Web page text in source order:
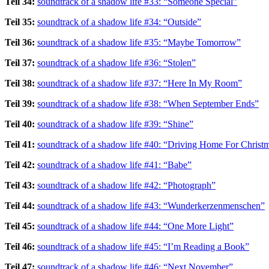
Teil 35: soundtrack of a shadow life #34: “Outside”
Teil 36: soundtrack of a shadow life #35: “Maybe Tomorrow”
Teil 37: soundtrack of a shadow life #36: “Stolen”
Teil 38: soundtrack of a shadow life #37: “Here In My Room”
Teil 39: soundtrack of a shadow life #38: “When September Ends”
Teil 40: soundtrack of a shadow life #39: “Shine”
Teil 41: soundtrack of a shadow life #40: “Driving Home For
Teil 42: soundtrack of a shadow life #41: “Babe”
Teil 43: soundtrack of a shadow life #42: “Photograph”
Teil 44: soundtrack of a shadow life #43: “Wunderkerzenmenschen”
Teil 45: soundtrack of a shadow life #44: “One More Light”
Teil 46: soundtrack of a shadow life #45: “I’m Reading a Book”
Teil 47: soundtrack of a shadow life #46: “Next November”